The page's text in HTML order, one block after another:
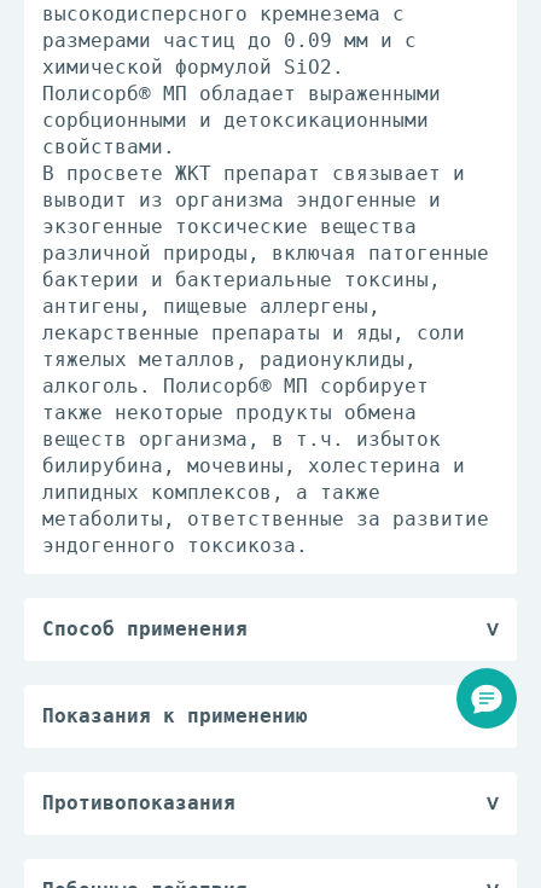
высокодисперсного кремнезема с
размерами частиц до 0.09 мм и с
химической формулой SiO2.
Полисорб® МП обладает выраженными
сорбционными и детоксикационными
свойствами.
В просвете ЖКТ препарат связывает и
выводит из организма эндогенные и
экзогенные токсические вещества
различной природы, включая патогенные
бактерии и бактериальные токсины,
антигены, пищевые аллергены,
лекарственные препараты и яды, соли
тяжелых металлов, радионуклиды,
алкоголь. Полисорб® МП сорбирует
также некоторые продукты обмена
веществ организма, в т.ч. избыток
билирубина, мочевины, холестерина и
липидных комплексов, а также
метаболиты, ответственные за развитие
эндогенного токсикоза.
Способ применения
получения суспензии необходимое
суспензию перед каждым приемом
Показания к применению
взрослых;
токсикоинфекции, а также диарейный
Противопоказания
обострения;